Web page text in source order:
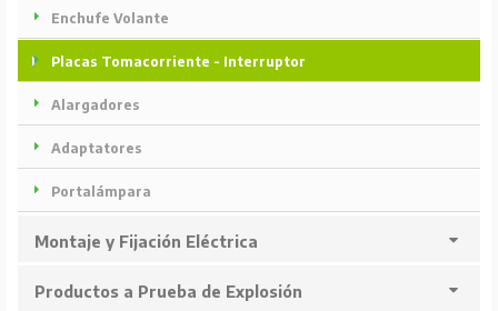
Enchufe Volante
Placas Tomacorriente - Interruptor
Alargadores
Adaptatores
Portalámpara
Montaje y Fijación Eléctrica
Productos a Prueba de Explosión